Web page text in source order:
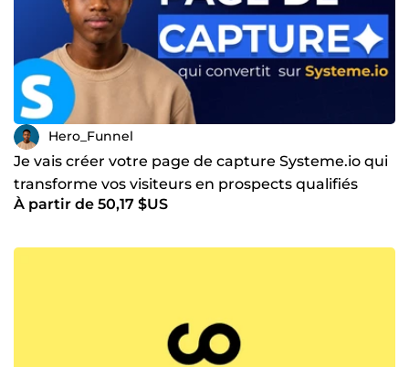
Hero_Funnel
Je vais créer votre page de capture Systeme.io qui
transforme vos visiteurs en prospects qualifiés
À partir de 50,17 $US